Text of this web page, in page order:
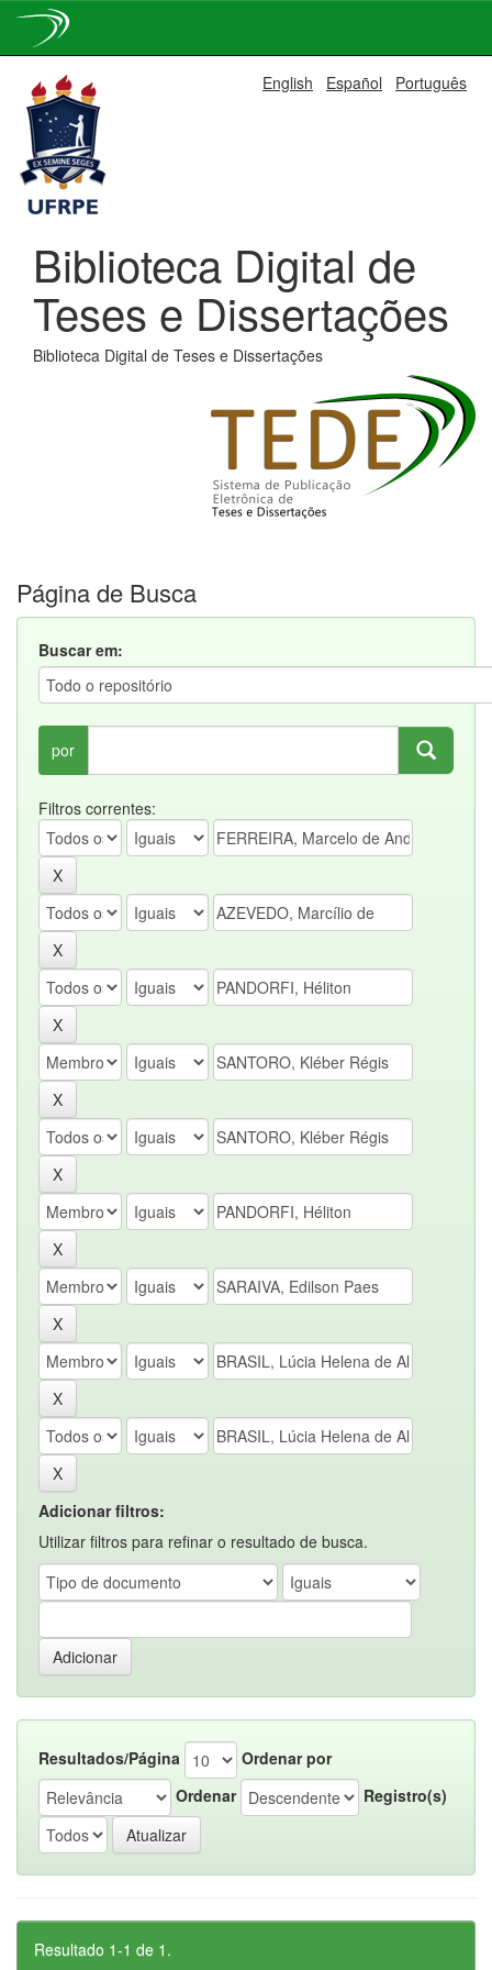
navigation
English Español Português
Biblioteca Digital de
Teses e Dissertações
Biblioteca Digital de Teses e Dissertações
Página de Busca
Buscar em:
por
Filtros correntes:
Adicionar filtros:
Utilizar filtros para refinar o resultado de busca.
Resultados/Página
Ordenar por
Ordenar
Registro(s)
Resultado 1-1 de 1.